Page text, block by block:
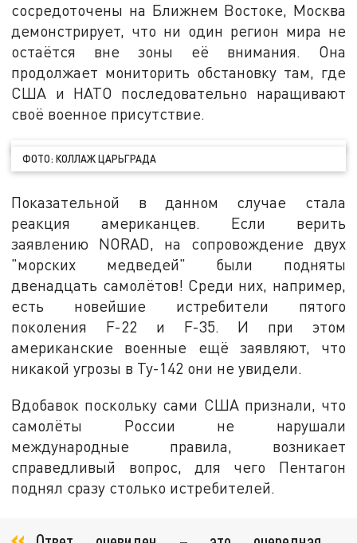
сосредоточены на Ближнем Востоке, Москва
демонстрирует, что ни один регион мира не
остаётся вне зоны её внимания. Она
продолжает мониторить обстановку там, где
США и НАТО последовательно наращивают
своё военное присутствие.
ФОТО: КОЛЛАЖ ЦАРЬГРАДА
Показательной в данном случае стала
реакция американцев. Если верить
заявлению NORAD, на сопровождение двух
"морских медведей" были подняты
двенадцать самолётов! Среди них, например,
есть новейшие истребители пятого
поколения F-22 и F-35. И при этом
американские военные ещё заявляют, что
никакой угрозы в Ту-142 они не увидели.
Вдобавок поскольку сами США признали, что
самолёты России не нарушали
международные правила, возникает
справедливый вопрос, для чего Пентагон
поднял сразу столько истребителей.